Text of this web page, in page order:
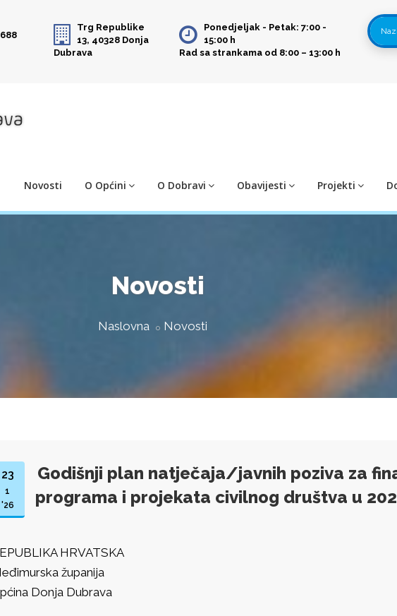
Trg Republike
13, 40328 Donja
Dubrava
Ponedjeljak - Petak: 7:00 -
15:00 h
Rad sa strankama od 8:00 – 13:00 h
Novosti O Općini O Dobravi Obavijesti Projekti
Novosti
Naslovna Novosti
23
1
'26
Godišnji plan natječaja/javnih poziva za
programa i projekata civilnog društva u
HRVATSKA
županija
Donja Dubrava